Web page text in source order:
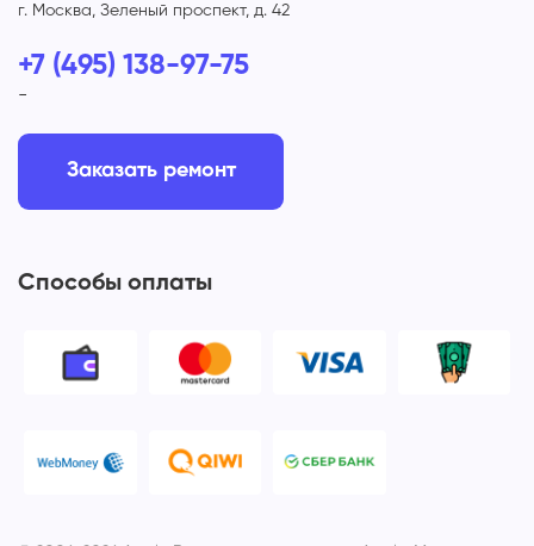
г. Москва, Зеленый проспект, д. 42
+7 (495) 138-97-75
-
Заказать ремонт
Способы оплаты